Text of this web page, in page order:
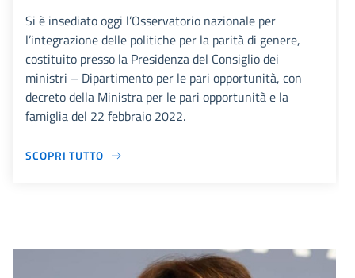
Si è insediato oggi l’Osservatorio nazionale per
l’integrazione delle politiche per la parità di genere,
costituito presso la Presidenza del Consiglio dei
ministri – Dipartimento per le pari opportunità, con
decreto della Ministra per le pari opportunità e la
famiglia del 22 febbraio 2022.
SCOPRI TUTTO